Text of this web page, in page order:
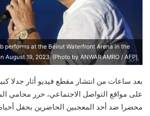
د
ا
إ
ل
ك
ت
و
ن
ي
performs at the Beirut Waterfront Arena in the
August 19, 2023. (Photo by ANWAR AMRO / AFP)
بعد ساعات من انتشار مقطع فيديو أثار جدلا
على مواقع التواصل الاجتماعي، حرر محامي
محضرا ضد أحد المعجبين الحاضرين بحفل